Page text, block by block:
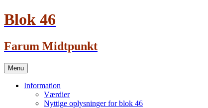
Blok 46
Farum Midtpunkt
Menu Skip
to
content
Information
Værdier
Nyttige oplysninger for blok 46